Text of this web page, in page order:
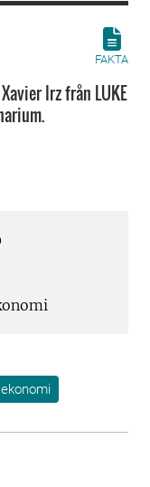
FAKTA
Irz från LUKE